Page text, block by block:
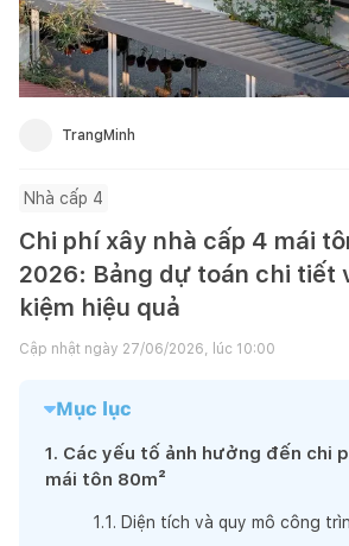
TrangMinh
Nhà cấp 4
Chi phí xây nhà cấp 4 mái
2026: Bảng dự toán chi tiết
kiệm hiệu quả
Cập nhật ngày 27/06/2026, lúc 10:00
Mục lục
1. Các yếu tố ảnh hưởng đến chi
mái tôn 80m²
1 .1 . Diện tích và quy mô công